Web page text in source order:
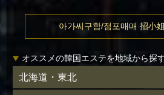
아가씨구함/점포매매 招小
オススメの韓国エステを地域から探
北海道・東北